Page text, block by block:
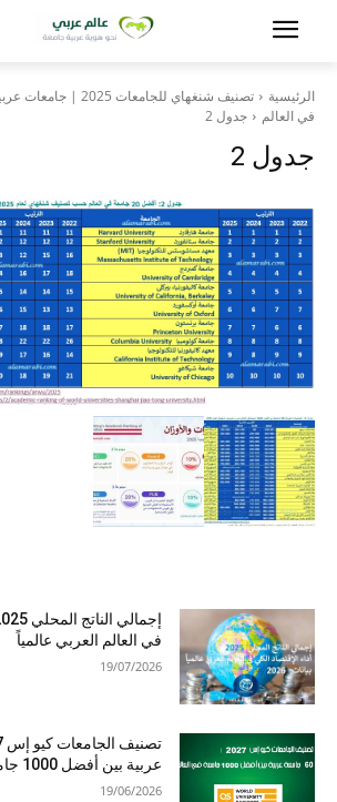
الرئيسية
في العالم
جدول 2
جدول 2
في العالم العربي عالمياً
19/07/2026
عربية بين أفضل 1000 جامعة في العالم
19/06/2026